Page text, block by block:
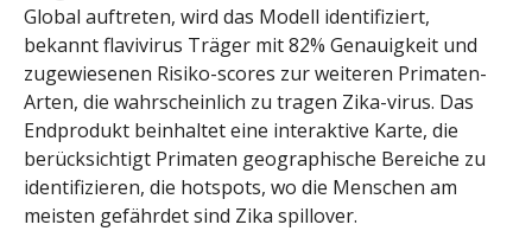
Global auftreten, wird das Modell identifiziert,
bekannt flavivirus Träger mit 82% Genauigkeit und
zugewiesenen Risiko-scores zur weiteren Primaten-
Arten, die wahrscheinlich zu tragen Zika-virus. Das
Endprodukt beinhaltet eine interaktive Karte, die
berücksichtigt Primaten geographische Bereiche zu
identifizieren, die hotspots, wo die Menschen am
meisten gefährdet sind Zika spillover.